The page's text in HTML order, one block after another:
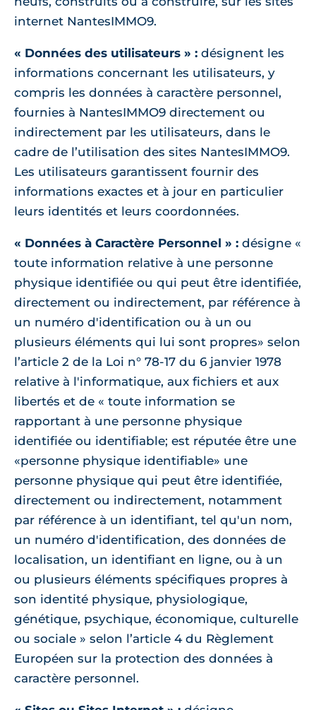
internet NantesIMMO9.
« Données des utilisateurs » : désignent les
informations concernant les utilisateurs, y
compris les données à caractère personnel,
fournies à NantesIMMO9 directement ou
indirectement par les utilisateurs, dans le
cadre de l’utilisation des sites NantesIMMO9.
Les utilisateurs garantissent fournir des
informations exactes et à jour en particulier
leurs identités et leurs coordonnées.
« Données à Caractère Personnel » : désigne «
toute information relative à une personne
physique identifiée ou qui peut être identifiée,
directement ou indirectement, par référence à
un numéro d'identification ou à un ou
plusieurs éléments qui lui sont propres» selon
l’article 2 de la Loi n° 78-17 du 6 janvier 1978
relative à l'informatique, aux fichiers et aux
libertés et de « toute information se
rapportant à une personne physique
identifiée ou identifiable; est réputée être une
«personne physique identifiable» une
personne physique qui peut être identifiée,
directement ou indirectement, notamment
par référence à un identifiant, tel qu'un nom,
un numéro d'identification, des données de
localisation, un identifiant en ligne, ou à un
ou plusieurs éléments spécifiques propres à
son identité physique, physiologique,
génétique, psychique, économique, culturelle
ou sociale » selon l’article 4 du Règlement
Européen sur la protection des données à
caractère personnel.